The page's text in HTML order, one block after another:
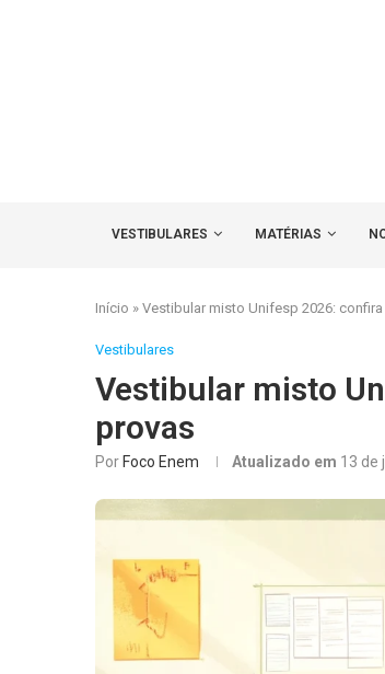
VESTIBULARES MATÉRIAS
Início » Vestibular misto Unifesp 2026:
Vestibulares
Vestibular misto
provas
Por Foco Enem Atualizado em 13 de